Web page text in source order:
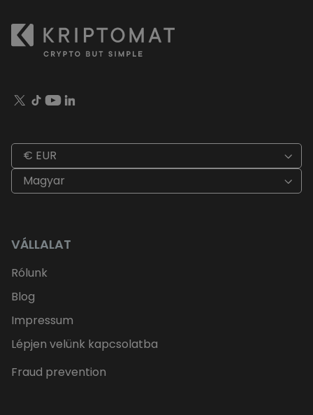
€ EUR
Magyar
VÁLLALAT
Rólunk
Blog
Impressum
Lépjen velünk kapcsolatba
Fraud prevention